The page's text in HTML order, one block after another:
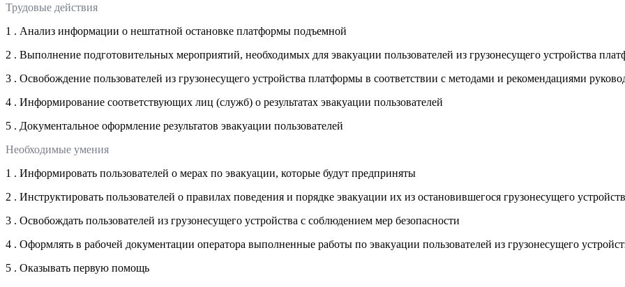
Трудовые действия
1 . Анализ информации о нештатной остановке платформы подъемной
2 . Выполнение подготовительных мероприятий, необходимых для эвакуации пользователей из грузонесущего устройства
3 . Освобождение пользователей из грузонесущего устройства платформы в соответствии с методами и рекомендациями
4 . Информирование соответствующих лиц (служб) о результатах эвакуации пользователей
5 . Документальное оформление результатов эвакуации пользователей
Необходимые умения
1 . Информировать пользователей о мерах по эвакуации, которые будут предприняты
2 . Инструктировать пользователей о правилах поведения и порядке эвакуации их из остановившегося грузонесущего
3 . Освобождать пользователей из грузонесущего устройства с соблюдением мер безопасности
4 . Оформлять в рабочей документации оператора выполненные работы по эвакуации пользователей из грузонесущего
5 . Оказывать первую помощь